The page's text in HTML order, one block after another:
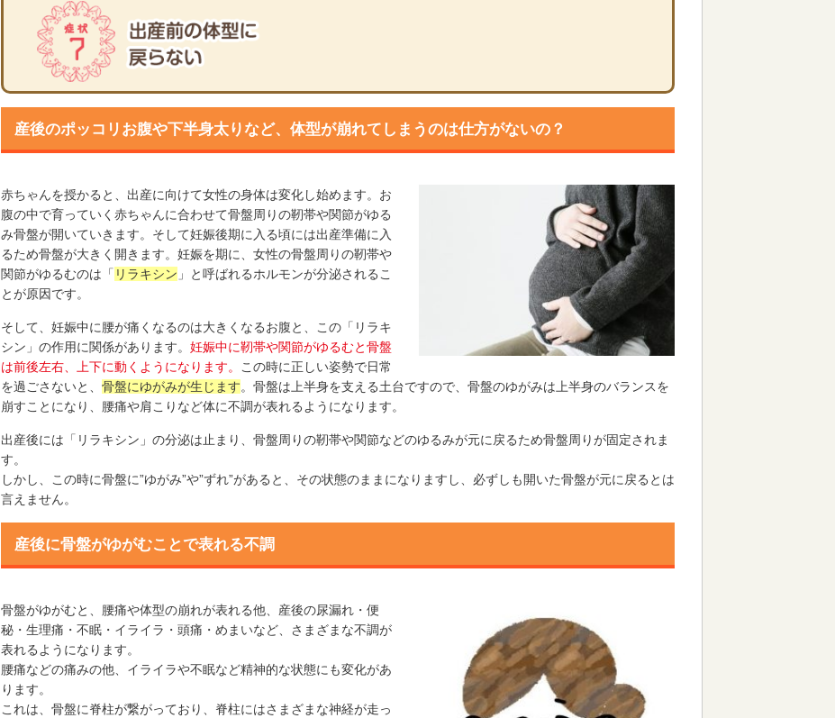
産後のポッコリお腹や下半身太りなど、体型が崩れてしまうのは仕方がないの？
赤ちゃんを授かると、出産に向けて女性の身体は変化し始めます。お
腹の中で育っていく赤ちゃんに合わせて骨盤周りの靭帯や関節がゆる
み骨盤が開いていきます。そして妊娠後期に入る頃には出産準備に入
るため骨盤が大きく開きます。妊娠を期に、女性の骨盤周りの靭帯や
関節がゆるむのは「 リラキシン 」と呼ばれるホルモンが分泌されるこ
とが原因です。
そして、妊娠中に腰が痛くなるのは大きくなるお腹と、この「リラキ
シン」の作用に関係があります。 妊娠中に靭帯や関節がゆるむと骨盤
は前後左右、上下に動くようになります。
この時に正しい姿勢で日常
を過ごさないと、 骨盤にゆがみが生じます。骨盤は上半身を支える土台ですので、骨盤のゆがみは上半身のバランスを
崩すことになり、腰痛や肩こりなど体に不調が表れるようになります。
出産後には「リラキシン」の分泌は止まり、骨盤周りの靭帯や関節などのゆるみが元に戻るため骨盤周りが固定されま
す。
しかし、この時に骨盤に”ゆがみ”や”ずれ”があると、その状態のままになりますし、必ずしも開いた骨盤が元に戻るとは
言えません。
産後に骨盤がゆがむことで表れる不調
骨盤がゆがむと、腰痛や体型の崩れが表れる他、産後の尿漏れ・便
秘・生理痛・不眠・イライラ・頭痛・めまいなど、さまざまな不調が
表れるようになります。
腰痛などの痛みの他、イライラや不眠など精神的な状態にも変化があ
ります。
これは、骨盤に脊柱が繋がっており、脊柱にはさまざまな神経が走っ